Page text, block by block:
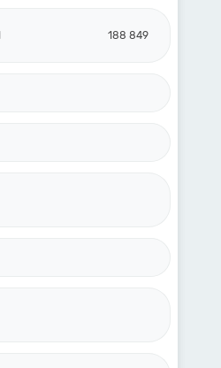
188 849